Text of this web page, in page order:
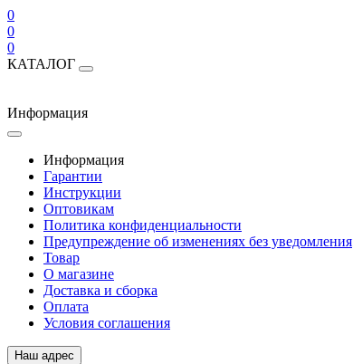
0
0
0
КАТАЛОГ
Информация
Информация
Гарантии
Инструкции
Оптовикам
Политика конфиденциальности
Предупреждение об изменениях без уведомления
Товар
О магазине
Доставка и сборка
Оплата
Условия соглашения
Наш адрес